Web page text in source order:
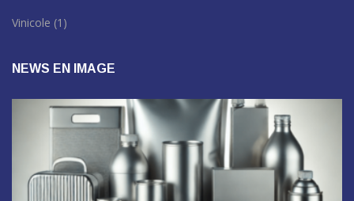
Vinicole (1)
NEWS EN IMAGE